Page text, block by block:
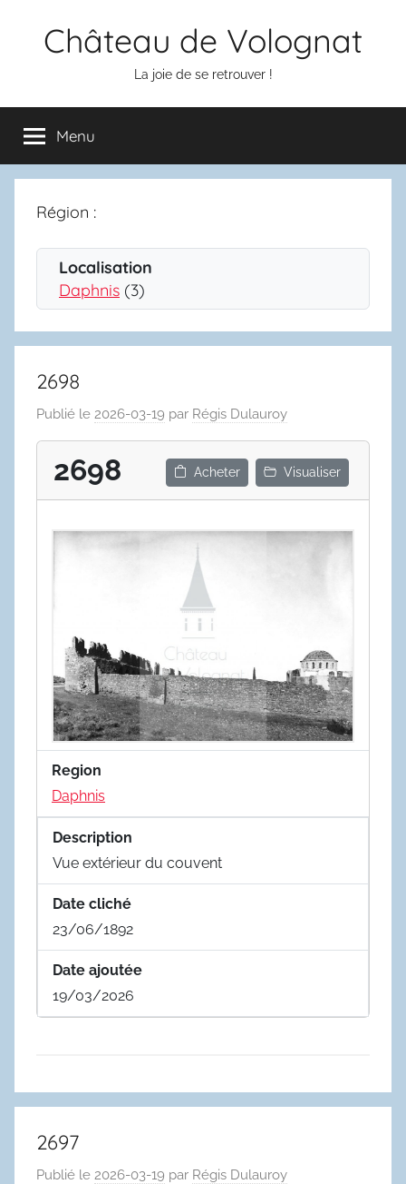
Château de Volognat
La joie de se retrouver !
Menu
Région :
Localisation
Daphnis (3)
2698
Publié le 2026-03-19 par Régis Dulauroy
2698 Acheter Visualiser
Region
Daphnis
Description
Vue extérieur du couvent
Date cliché
23/06/1892
Date ajoutée
19/03/2026
2697
Publié le 2026-03-19 par Régis Dulauroy